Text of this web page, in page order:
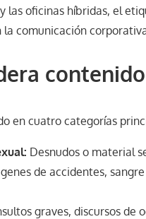
las oficinas híbridas, el
comunicación
contenido
en cuatro categorías
Desnudos o material
de accidentes,
graves, discursos de